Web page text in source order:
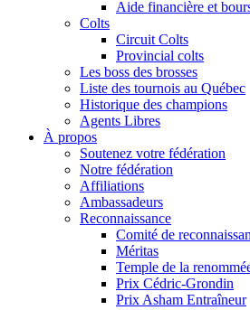
Aide financière et
Colts
Circuit Colts
Provincial colts
Les boss des brosses
Liste des tournois au Québec
Historique des champions
Agents Libres
À propos
Soutenez votre fédération
Notre fédération
Affiliations
Ambassadeurs
Reconnaissance
Comité de
Méritas
Temple de la
Prix Cédric-Grondin
Prix Asham Entraîneur